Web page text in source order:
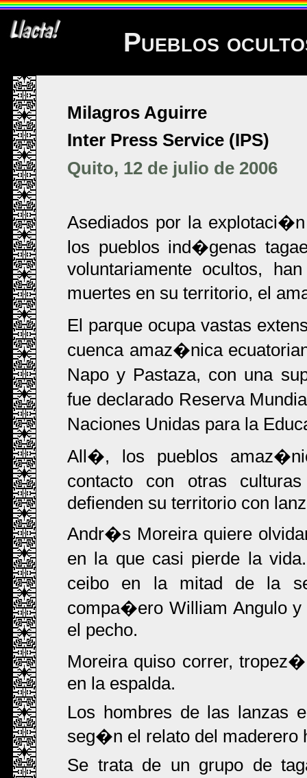
Pueblos
Milagros Aguirre
Inter Press Service (IPS)
Quito, 12 de julio de 2006
Asediados por la
los pueblos ind�genas
voluntariamente ocultos,
muertes en su territorio, el
El parque ocupa vastas
cuenca amaz�nica
Napo y Pastaza, con una
fue declarado Reserva
Naciones Unidas para la
All�, los pueblos
contacto con otras
defienden su territorio con
Andr�s Moreira quiere
en la que casi pierde la
ceibo en la mitad de la
compa�ero William Angulo
el pecho.
Moreira quiso correr,
en la espalda.
Los hombres de las lanzas
seg�n el relato del
Se trata de un grupo de